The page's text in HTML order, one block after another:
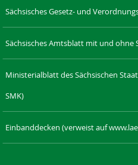
Sächsisches Gesetz- und
Sächsisches Amtsblatt mit und ohne
Ministerialblatt des Sächsischen
SMK)
Einbanddecken (verweist auf